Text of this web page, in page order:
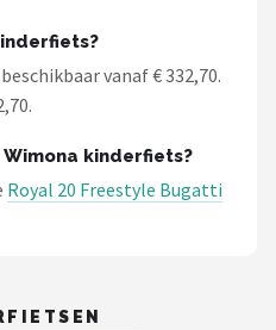
vanaf € 332,70.
kinderfiets?
Royal 20 Freestyle Bugatti